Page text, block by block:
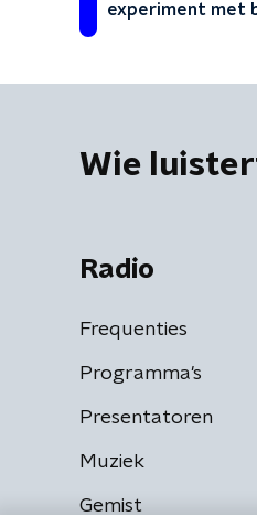
experiment met
Wie
Radio
Frequenties
Programma's
Presentatoren
Muziek
Gemist